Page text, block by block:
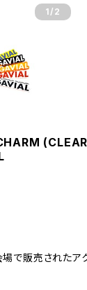
1 /2
で販売されたア